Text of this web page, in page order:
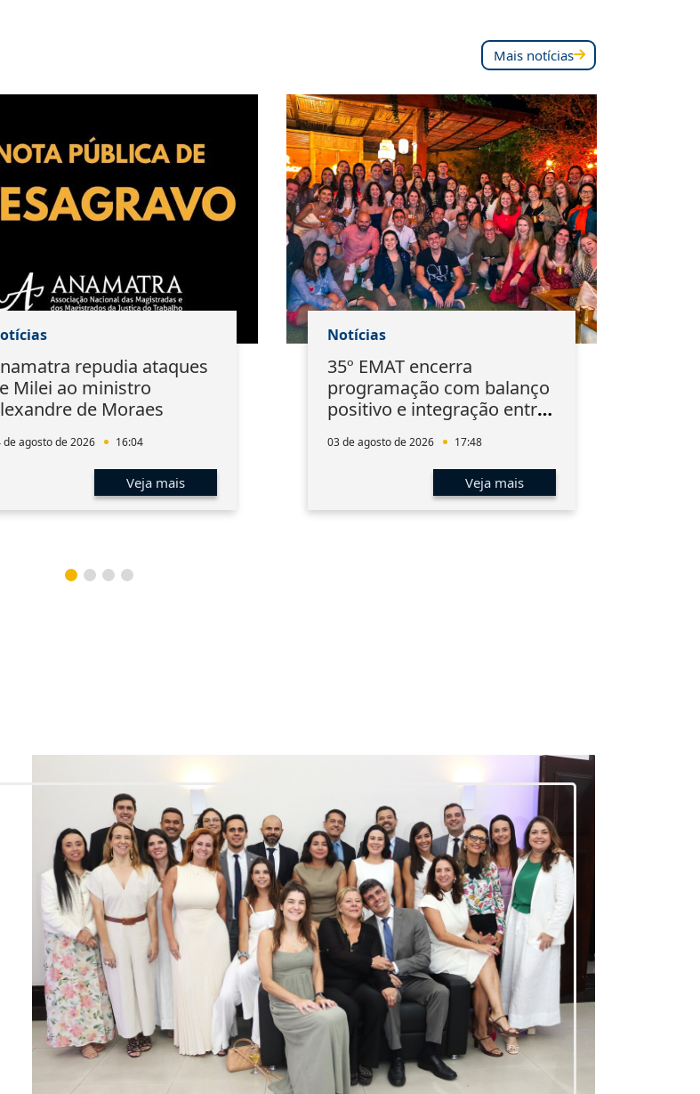
Mais notícias
repudia ataques
Milei ao ministro
de Moraes
de agosto de 2026 16:04
Veja mais
Notícias
35º EMAT encerra
programação com balanço
positivo e integração entre
03 de agosto de 2026 17:48
Veja mais